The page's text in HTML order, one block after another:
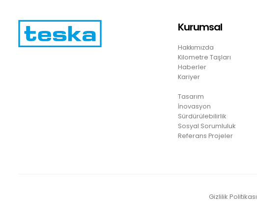
Kurumsal
Hakkımızda
Kilometre Taşları
Haberler
Kariyer
Tasarım
İnovasyon
Sürdürülebilirlik
Sosyal Sorumluluk
Referans Projeler
Gizlilik Politikası